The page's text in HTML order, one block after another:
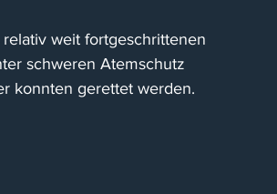
weit fortgeschrittenen
schweren Atemschutz
konnten gerettet werden.